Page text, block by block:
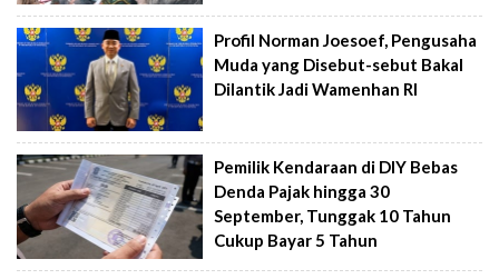
Profil Norman Joesoef, Pengusaha
Muda yang Disebut-sebut Bakal
Dilantik Jadi Wamenhan RI
Pemilik Kendaraan di DIY Bebas
Denda Pajak hingga 30
September, Tunggak 10 Tahun
Cukup Bayar 5 Tahun